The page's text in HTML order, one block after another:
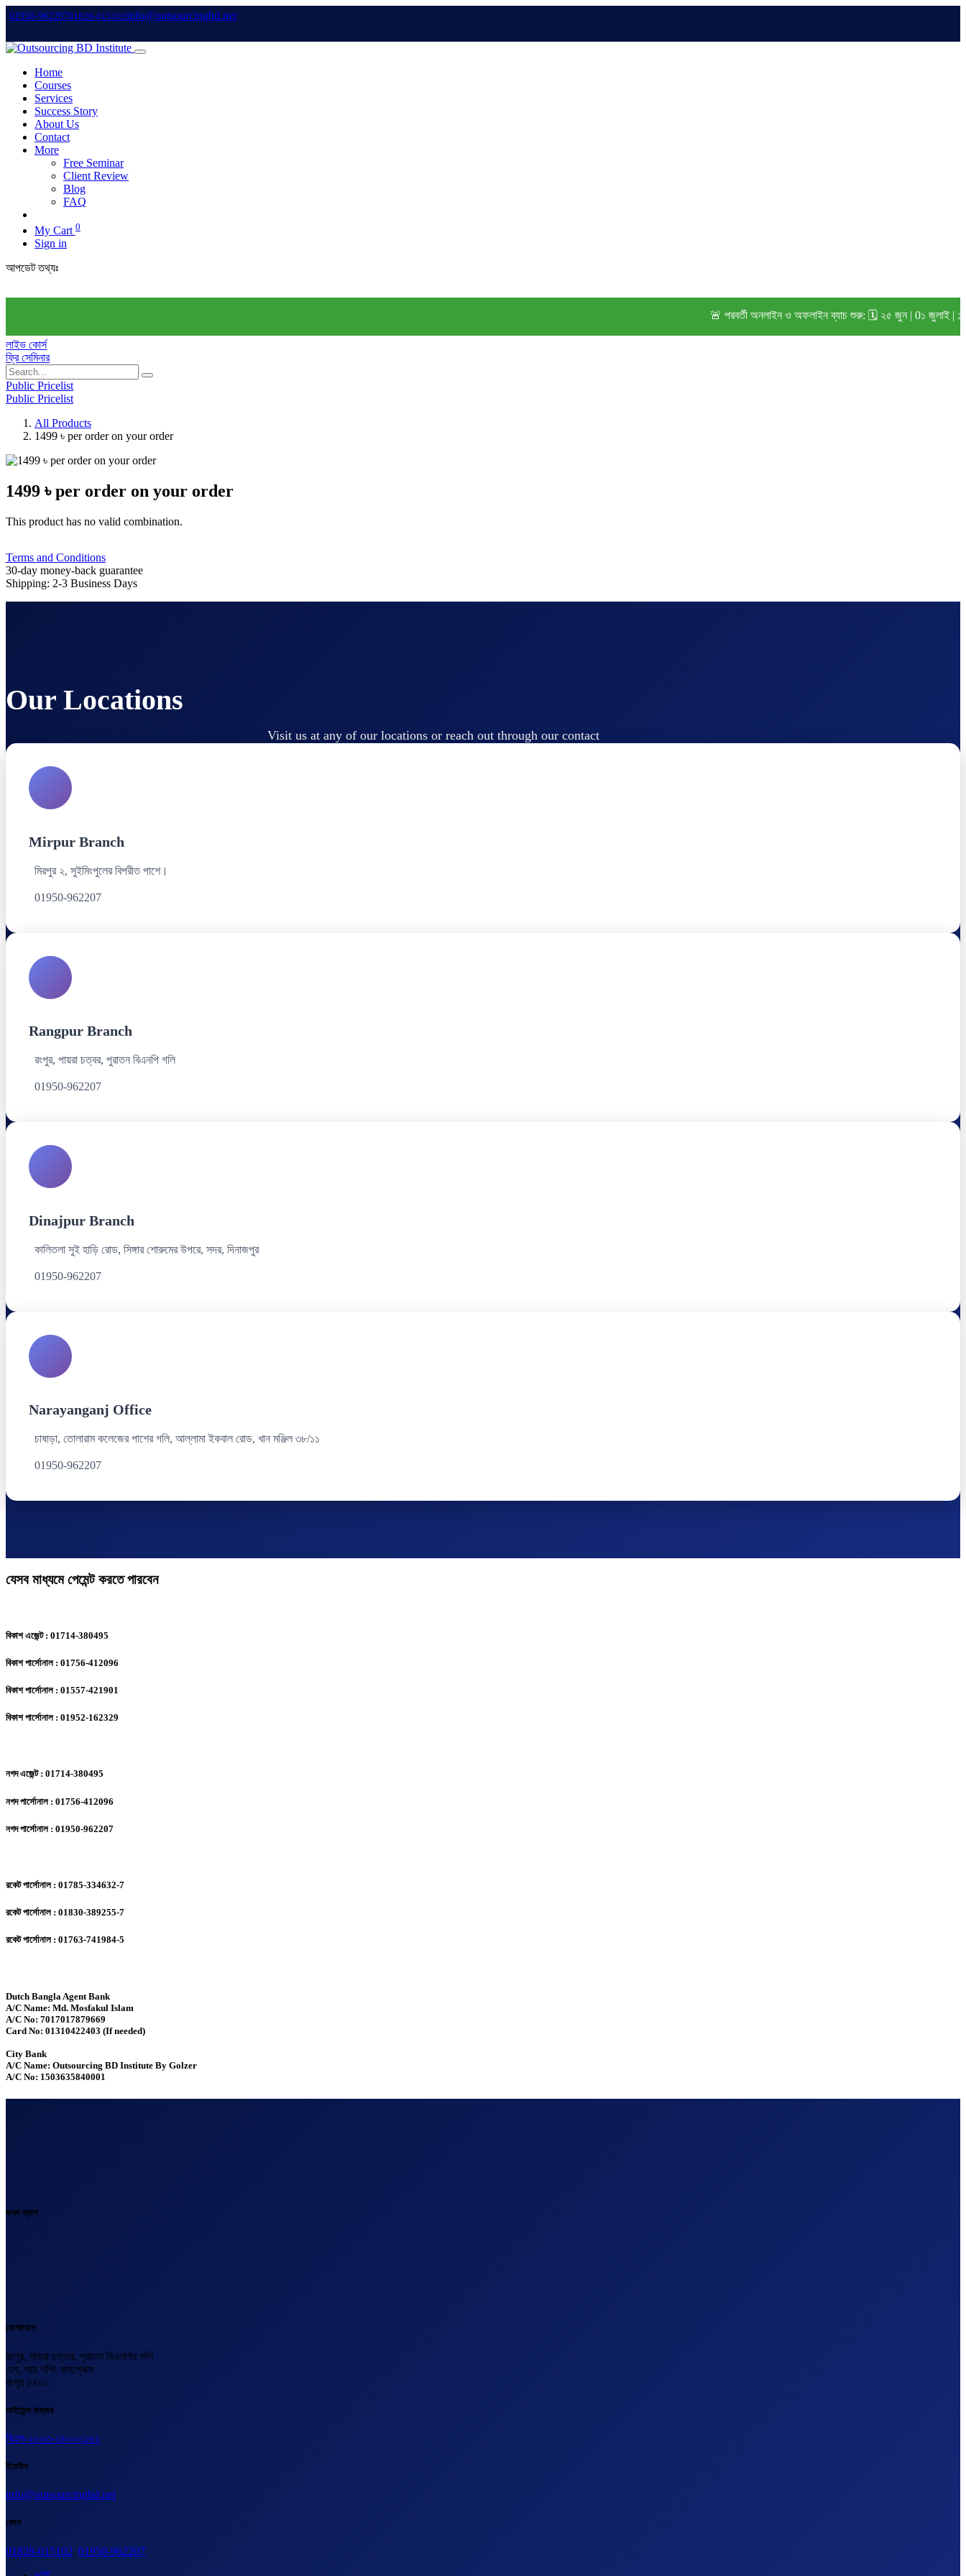
01950-96220701828-015102info@outsourcingbd.net
Home
Courses
Services
Success Story
About Us
Contact
More
Free Seminar
Client Review
Blog
FAQ
My Cart 0
Sign in
আপডেট তথ্যঃ
🚨 পরবর্তী অনলাইন ও অফলাইন ব্যাচ শুরু: 🗓️ ২৫ জুন | 0১ জুলাই | ১৫ জুলাই
লাইভ কোর্স
ফ্রি সেমিনার
Public Pricelist
Public Pricelist
All Products
1499 ৳ per order on your order
1499 ৳ per order on your order
This product has no valid combination.
Terms and Conditions
30-day money-back guarantee
Shipping: 2-3 Business Days
Our Locations
Visit us at any of our locations or reach out through our contact
Mirpur Branch
মিরপুর ২, সুইমিংপুলের বিপরীত পাশে।
01950-962207
Rangpur Branch
রংপুর, পায়রা চত্বর, পুরাতন বিএনপি গলি
01950-962207
Dinajpur Branch
কালিতলা সুই হাড়ি রোড, সিঙ্গার শোরুমের উপরে, সদর, দিনাজপুর
01950-962207
Narayanganj Office
চাষাড়া, তোলারাম কলেজের পাশের গলি, আল্লামা ইকবাল রোড, খান মঞ্জিল ৩৮/১১
01950-962207
যেসব মাধ্যমে পেমেন্ট করতে পারবেন
বিকাশ এজেন্ট : 01714-380495
বিকাশ পার্সোনাল : 01756-412096
বিকাশ পার্সোনাল : 01557-421901
বিকাশ পার্সোনাল : 01952-162329
নগদ এজেন্ট : 01714-380495
নগদ পার্সোনাল : 01756-412096
নগদ পার্সোনাল : 01950-962207
রকেট পার্সোনাল : 01785-334632-7
রকেট পার্সোনাল : 01830-389255-7
রকেট পার্সোনাল : 01763-741984-5
Dutch Bangla Agent Bank
A/C Name: Md. Mosfakul Islam
A/C No: 7017017879669
Card No: 01310422403 (If needed)
City Bank
A/C Name: Outsourcing BD Institute By Golzer
A/C No: 1503635840001
গুগল ম্যাপ
যোগাযোগ
রংপুর, পায়রা চত্তর, পুরাতন বিএনপির গলি
এস, আর শপিং কমপ্লেক্স
রংপুর ৫৪০০
লাইসেন্স নাম্বার
বিএল-২০২৩-২৪০০০১৬২
ইমেইল
info@outsourcingbd.net
ফোন
01828-015102, 01950-962207